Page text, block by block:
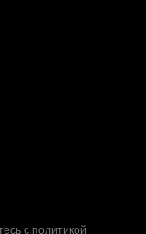
с политикой